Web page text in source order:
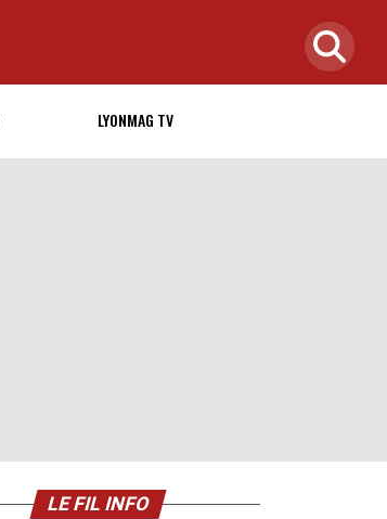
LYONMAG TV
LE FIL INFO